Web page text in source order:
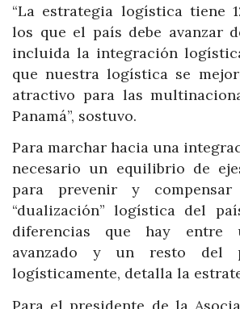
“La estrategia logística tiene
los que el país debe avanzar
incluida la integración
que nuestra logística se
atractivo para las
Panamá”, sostuvo.
Para marchar hacia una
necesario un equilibrio de
para prevenir y
“dualización” logística del
diferencias que hay entre
avanzado y un resto del
logísticamente, detalla la
Para el presidente de la